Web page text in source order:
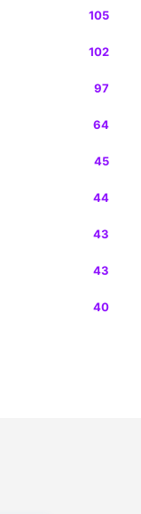
105
102
97
64
45
44
43
43
40